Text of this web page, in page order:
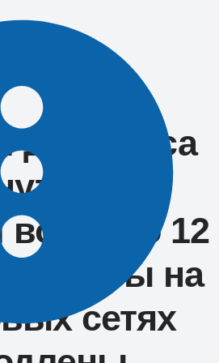
Дагомыса
без
воды до 12
работы на
сетях